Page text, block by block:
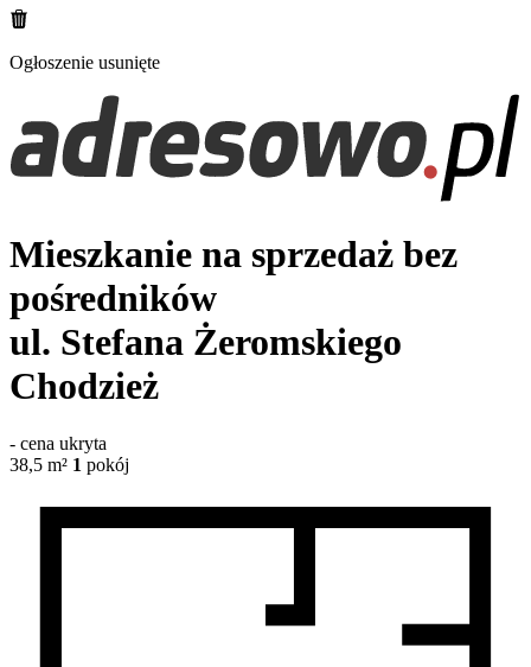
Ogłoszenie usunięte
Mieszkanie na sprzedaż bez
pośredników
ul. Stefana Żeromskiego
Chodzież
- cena ukryta
38,5 m² 1 pokój